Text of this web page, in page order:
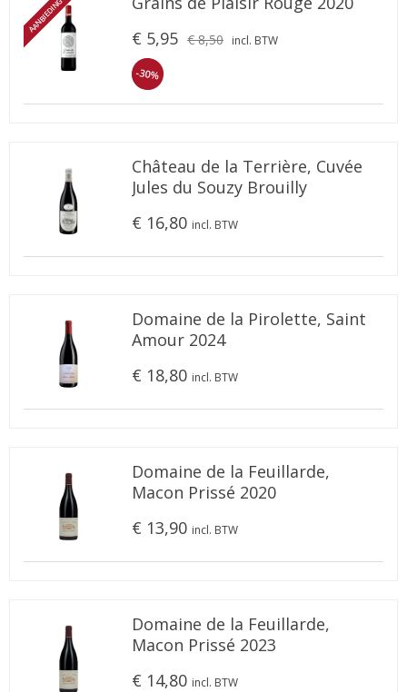
AANBIEDING
€ 5,95 € 8,50 incl. BTW
-30%
Château de la Terrière, Cuvée
Jules du Souzy Brouilly
€ 16,80 incl. BTW
Domaine de la Pirolette, Saint
Amour 2024
€ 18,80 incl. BTW
Domaine de la Feuillarde,
Macon Prissé 2020
€ 13,90 incl. BTW
Domaine de la Feuillarde,
Macon Prissé 2023
€ 14,80 incl. BTW